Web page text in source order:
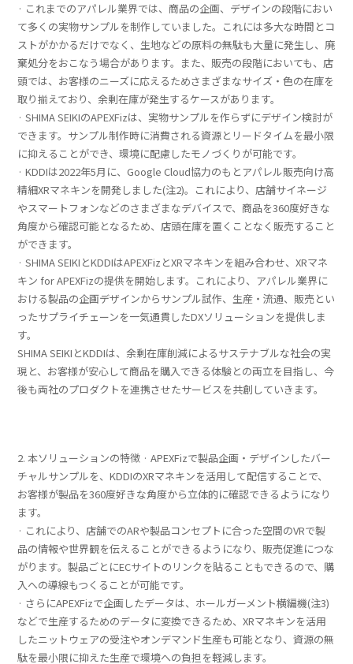
· これまでのアパレル業界では、商品の企画、デザインの段階におい
て多くの実物サンプルを制作していました。これには多大な時間とコ
ストがかかるだけでなく、生地などの原料の無駄も大量に発生し、廃
棄処分をおこなう場合があります。また、販売の段階においても、店
頭では、お客様のニーズに応えるためさまざまなサイズ・色の在庫を
取り揃えており、余剰在庫が発生するケースがあります。
· SHIMA SEIKIのAPEXFizは、実物サンプルを作らずにデザイン検討が
できます。サンプル制作時に消費される資源とリードタイムを最小限
に抑えることができ、環境に配慮したモノづくりが可能です。
· KDDIは2022年5月に、Google Cloud協力のもとアパレル販売向け高
精細XRマネキンを開発しました(注2)。これにより、店舗サイネージ
やスマートフォンなどのさまざまなデバイスで、商品を360度好きな
角度から確認可能となるため、店頭在庫を置くことなく販売すること
ができます。
· SHIMA SEIKIとKDDIはAPEXFizとXRマネキンを組み合わせ、XRマネ
キン for APEXFizの提供を開始します。これにより、アパレル業界に
おける製品の企画デザインからサンプル試作、生産・流通、販売とい
ったサプライチェーンを一気通貫したDXソリューションを提供しま
す。
SHIMA SEIKIとKDDIは、余剰在庫削減によるサステナブルな社会の実
現と、お客様が安心して商品を購入できる体験との両立を目指し、今
後も両社のプロダクトを連携させたサービスを共創していきます。
2. 本ソリューションの特徴 · APEXFizで製品企画・デザインしたバー
チャルサンプルを、KDDIのXRマネキンを活用して配信することで、
お客様が製品を360度好きな角度から立体的に確認できるようになり
ます。
· これにより、店舗でのARや製品コンセプトに合った空間のVRで製
品の情報や世界観を伝えることができるようになり、販売促進につな
がります。製品ごとにECサイトのリンクを貼ることもできるので、購
入への導線もつくることが可能です。
· さらにAPEXFizで企画したデータは、ホールガーメント横編機(注3)
などで生産するためのデータに変換できるため、XRマネキンを活用
したニットウェアの受注やオンデマンド生産も可能となり、資源の無
駄を最小限に抑えた生産で環境への負担を軽減します。